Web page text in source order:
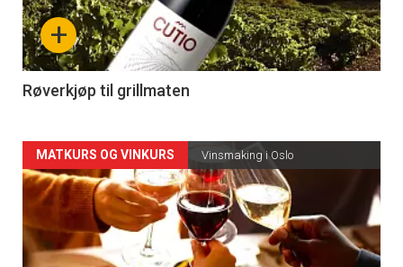
nå
-
4
+
Røverkjøp til grillmaten
Forsiden
akkurat
nå
MATKURS OG VINKURS Vinsmaking i Oslo